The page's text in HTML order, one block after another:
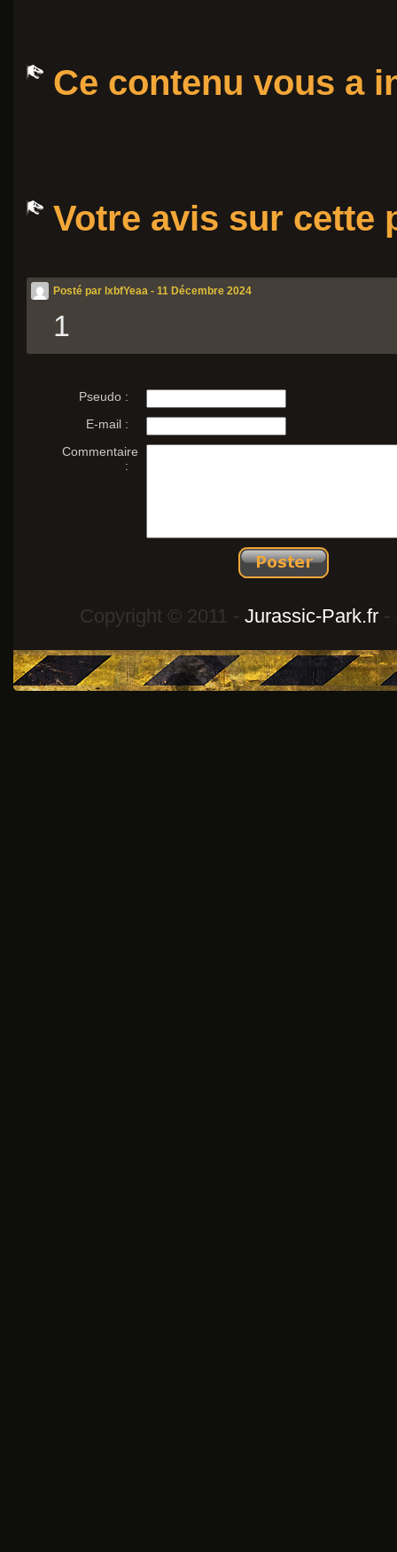
Ce contenu vous a
Votre avis sur cette
Posté par lxbfYeaa - 11 Décembre 2024
1
Pseudo :
E-mail :
Commentaire
:
Copyright © 2011 - Jurassic-Park.fr -